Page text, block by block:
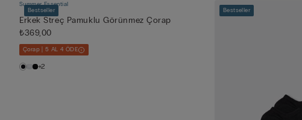
Bestseller
Summer Essential
Erkek Streç Pamuklu Görünmez Çorap
₺369,00
Çorap | 5 AL 4 ÖDE
+2
Bestseller